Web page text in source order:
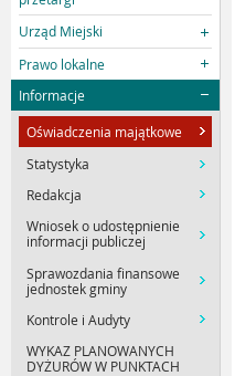
Urząd Miejski
Prawo lokalne
Informacje
Oświadczenia majątkowe
Statystyka
Redakcja
Wniosek o udostępnienie
informacji publiczej
Sprawozdania finansowe
jednostek gminy
Kontrole i Audyty
WYKAZ PLANOWANYCH
DYŻURÓW W PUNKTACH